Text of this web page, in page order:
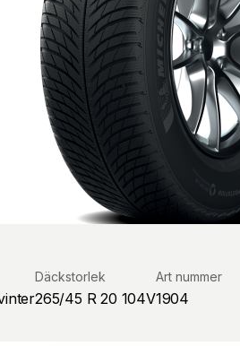
Däckstorlek
265/45 R 20 104V
Art nummer
1904